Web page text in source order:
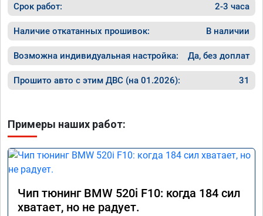
Срок работ: 2-3 часа
Наличие откатанных прошивок: В наличии
Возможна индивидуальная настройка: Да, без доплат
Прошито авто с этим ДВС (на 01.2026): 31
Примеры наших работ:
Чип тюнинг BMW 520i F10: когда 184 сил
хватает, но не радует.